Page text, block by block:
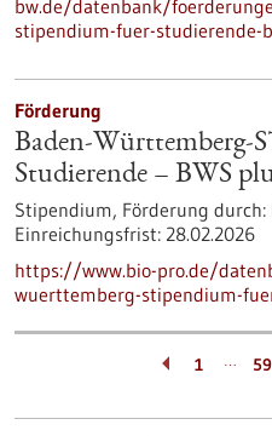
bw.de/datenbank/
stipendium-fuer-studierende-
Förderung
Baden-
Studierende – BWS
Stipendium, Förderung durch:
Einreichungsfrist: 28.02.2026
https://www.bio-pro.de/
wuerttemberg-stipendium-
1 … 59